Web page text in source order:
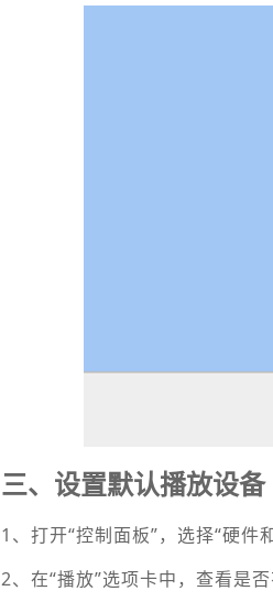
三、设置默认播放设备
1、打开“控制面板”，选择“硬件
2、在“播放”选项卡中，查看是否